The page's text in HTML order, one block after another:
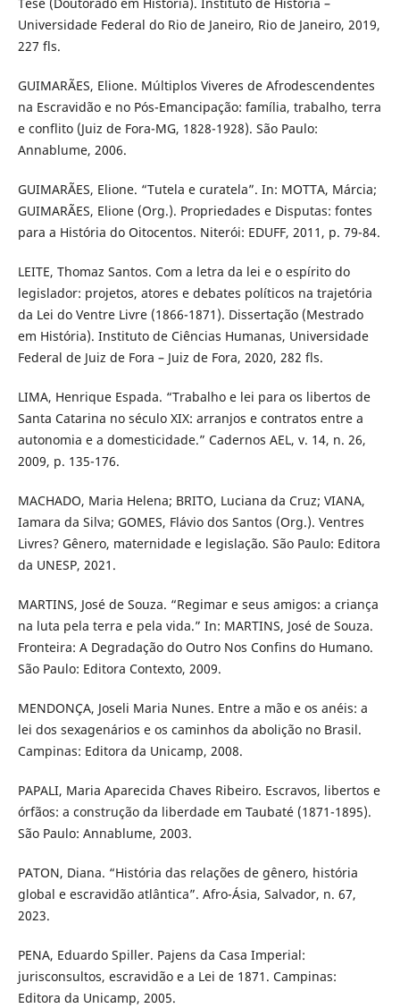
Universidade Federal do Rio de Janeiro, Rio de Janeiro, 2019,
227 fls.
GUIMARÃES, Elione. Múltiplos Viveres de Afrodescendentes
na Escravidão e no Pós-Emancipação: família, trabalho, terra
e conflito (Juiz de Fora-MG, 1828-1928). São Paulo:
Annablume, 2006.
GUIMARÃES, Elione. “Tutela e curatela”. In: MOTTA, Márcia;
GUIMARÃES, Elione (Org.). Propriedades e Disputas: fontes
para a História do Oitocentos. Niterói: EDUFF, 2011, p. 79-84.
LEITE, Thomaz Santos. Com a letra da lei e o espírito do
legislador: projetos, atores e debates políticos na trajetória
da Lei do Ventre Livre (1866-1871). Dissertação (Mestrado
em História). Instituto de Ciências Humanas, Universidade
Federal de Juiz de Fora – Juiz de Fora, 2020, 282 fls.
LIMA, Henrique Espada. “Trabalho e lei para os libertos de
Santa Catarina no século XIX: arranjos e contratos entre a
autonomia e a domesticidade.” Cadernos AEL, v. 14, n. 26,
2009, p. 135-176.
MACHADO, Maria Helena; BRITO, Luciana da Cruz; VIANA,
Iamara da Silva; GOMES, Flávio dos Santos (Org.). Ventres
Livres? Gênero, maternidade e legislação. São Paulo: Editora
da UNESP, 2021.
MARTINS, José de Souza. “Regimar e seus amigos: a criança
na luta pela terra e pela vida.” In: MARTINS, José de Souza.
Fronteira: A Degradação do Outro Nos Confins do Humano.
São Paulo: Editora Contexto, 2009.
MENDONÇA, Joseli Maria Nunes. Entre a mão e os anéis: a
lei dos sexagenários e os caminhos da abolição no Brasil.
Campinas: Editora da Unicamp, 2008.
PAPALI, Maria Aparecida Chaves Ribeiro. Escravos, libertos e
órfãos: a construção da liberdade em Taubaté (1871-1895).
São Paulo: Annablume, 2003.
PATON, Diana. “História das relações de gênero, história
global e escravidão atlântica”. Afro-Ásia, Salvador, n. 67,
2023.
PENA, Eduardo Spiller. Pajens da Casa Imperial:
jurisconsultos, escravidão e a Lei de 1871. Campinas:
Editora da Unicamp, 2005.